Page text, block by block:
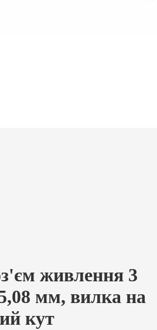
живлення 3
мм, вилка на
кут